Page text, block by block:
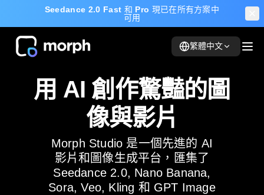
Seedance 2.0 Fast 和 Pro 現已在所有方案中
可用
繁體中文
用 AI 創作驚豔的圖
像與影片
Morph Studio 是一個先進的 AI
影片和圖像生成平台，匯集了
Seedance 2.0, Nano Banana,
Sora, Veo, Kling 和 GPT Image